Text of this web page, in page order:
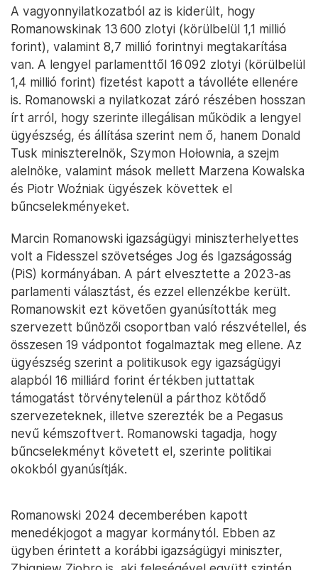
A vagyonnyilatkozatból az is kiderült, hogy
Romanowskinak 13 600 zlotyi (körülbelül 1,1 millió
forint), valamint 8,7 millió forintnyi megtakarítása
van. A lengyel parlamenttől 16 092 zlotyi (körülbelül
1,4 millió forint) fizetést kapott a távolléte ellenére
is. Romanowski a nyilatkozat záró részében hosszan
írt arról, hogy szerinte illegálisan működik a lengyel
ügyészség, és állítása szerint nem ő, hanem Donald
Tusk miniszterelnök, Szymon Hołownia, a szejm
alelnöke, valamint mások mellett Marzena Kowalska
és Piotr Woźniak ügyészek követtek el
bűncselekményeket.
Marcin Romanowski igazságügyi miniszterhelyettes
volt a Fidesszel szövetséges Jog és Igazságosság
(PiS) kormányában. A párt elvesztette a 2023-as
parlamenti választást, és ezzel ellenzékbe került.
Romanowskit ezt követően gyanúsították meg
szervezett bűnözői csoportban való részvétellel, és
összesen 19 vádpontot fogalmaztak meg ellene. Az
ügyészség szerint a politikusok egy igazságügyi
alapból 16 milliárd forint értékben juttattak
támogatást törvénytelenül a párthoz kötődő
szervezeteknek, illetve szerezték be a Pegasus
nevű kémszoftvert. Romanowski tagadja, hogy
bűncselekményt követett el, szerinte politikai
okokból gyanúsítják.
Romanowski 2024 decemberében kapott
menedékjogot a magyar kormánytól. Ebben az
ügyben érintett a korábbi igazságügyi miniszter,